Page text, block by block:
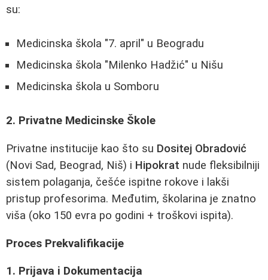
su:
Medicinska škola "7. april" u Beogradu
Medicinska škola "Milenko Hadžić" u Nišu
Medicinska škola u Somboru
2. Privatne Medicinske Škole
Privatne institucije kao što su Dositej Obradović
(Novi Sad, Beograd, Niš) i Hipokrat nude fleksibilniji
sistem polaganja, češće ispitne rokove i lakši
pristup profesorima. Međutim, školarina je znatno
viša (oko 150 evra po godini + troškovi ispita).
Proces Prekvalifikacije
1. Prijava i Dokumentacija